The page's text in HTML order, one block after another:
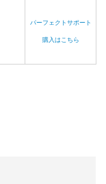
パーフェクトサポート
購入はこちら